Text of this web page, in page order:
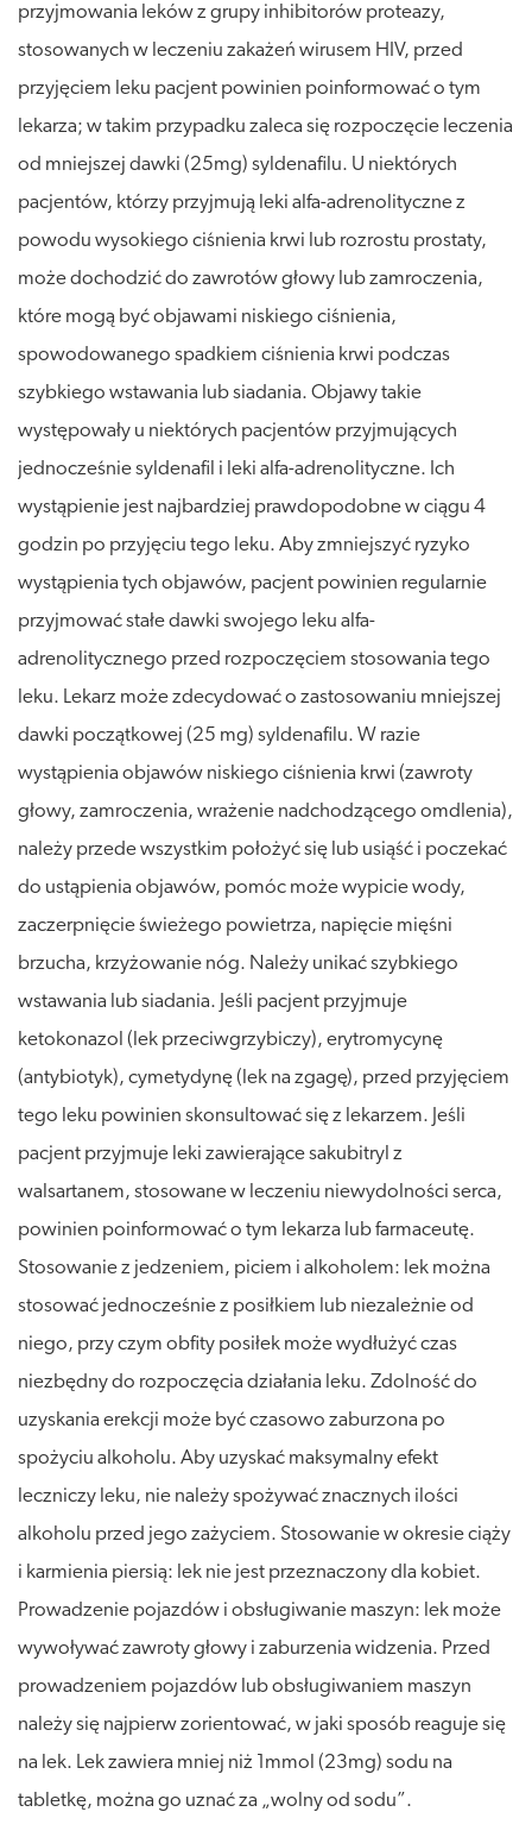
przyjmowania leków z grupy inhibitorów proteazy,
stosowanych w leczeniu zakażeń wirusem HIV, przed
przyjęciem leku pacjent powinien poinformować o tym
lekarza; w takim przypadku zaleca się rozpoczęcie leczenia
od mniejszej dawki (25mg) syldenafilu. U niektórych
pacjentów, którzy przyjmują leki alfa-adrenolityczne z
powodu wysokiego ciśnienia krwi lub rozrostu prostaty,
może dochodzić do zawrotów głowy lub zamroczenia,
które mogą być objawami niskiego ciśnienia,
spowodowanego spadkiem ciśnienia krwi podczas
szybkiego wstawania lub siadania. Objawy takie
występowały u niektórych pacjentów przyjmujących
jednocześnie syldenafil i leki alfa-adrenolityczne. Ich
wystąpienie jest najbardziej prawdopodobne w ciągu 4
godzin po przyjęciu tego leku. Aby zmniejszyć ryzyko
wystąpienia tych objawów, pacjent powinien regularnie
przyjmować stałe dawki swojego leku alfa-
adrenolitycznego przed rozpoczęciem stosowania tego
leku. Lekarz może zdecydować o zastosowaniu mniejszej
dawki początkowej (25 mg) syldenafilu. W razie
wystąpienia objawów niskiego ciśnienia krwi (zawroty
głowy, zamroczenia, wrażenie nadchodzącego omdlenia),
należy przede wszystkim położyć się lub usiąść i poczekać
do ustąpienia objawów, pomóc może wypicie wody,
zaczerpnięcie świeżego powietrza, napięcie mięśni
brzucha, krzyżowanie nóg. Należy unikać szybkiego
wstawania lub siadania. Jeśli pacjent przyjmuje
ketokonazol (lek przeciwgrzybiczy), erytromycynę
(antybiotyk), cymetydynę (lek na zgagę), przed przyjęciem
tego leku powinien skonsultować się z lekarzem. Jeśli
pacjent przyjmuje leki zawierające sakubitryl z
walsartanem, stosowane w leczeniu niewydolności serca,
powinien poinformować o tym lekarza lub farmaceutę.
Stosowanie z jedzeniem, piciem i alkoholem: lek można
stosować jednocześnie z posiłkiem lub niezależnie od
niego, przy czym obfity posiłek może wydłużyć czas
niezbędny do rozpoczęcia działania leku. Zdolność do
uzyskania erekcji może być czasowo zaburzona po
spożyciu alkoholu. Aby uzyskać maksymalny efekt
leczniczy leku, nie należy spożywać znacznych ilości
alkoholu przed jego zażyciem. Stosowanie w okresie ciąży
i karmienia piersią: lek nie jest przeznaczony dla kobiet.
Prowadzenie pojazdów i obsługiwanie maszyn: lek może
wywoływać zawroty głowy i zaburzenia widzenia. Przed
prowadzeniem pojazdów lub obsługiwaniem maszyn
należy się najpierw zorientować, w jaki sposób reaguje się
na lek. Lek zawiera mniej niż 1mmol (23mg) sodu na
tabletkę, można go uznać za „wolny od sodu”.